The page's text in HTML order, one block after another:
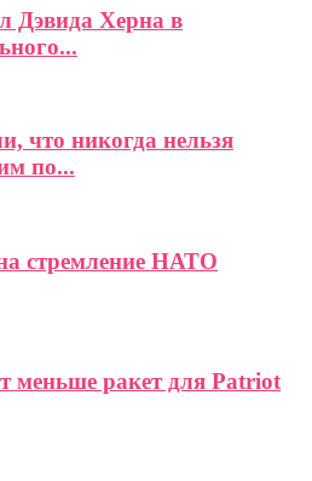
Дэвида Херна в
что никогда нельзя
по...
стремление НАТО
ракет для Patriot